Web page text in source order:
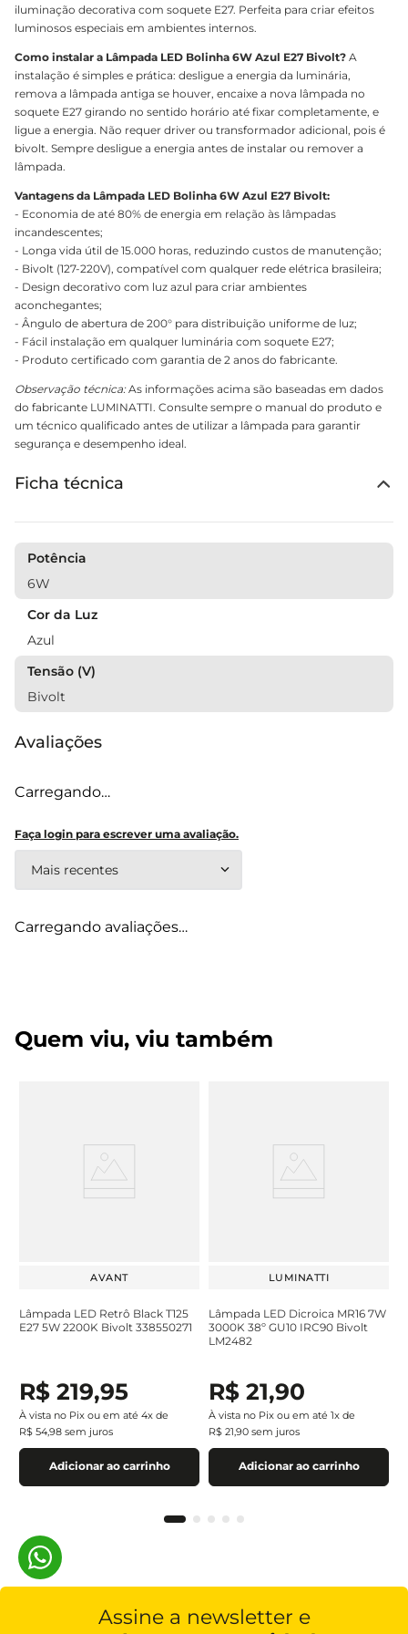
iluminação decorativa com soquete E27. Perfeita para criar efeitos
luminosos especiais em ambientes internos.
Como instalar a Lâmpada LED Bolinha 6W Azul E27 Bivolt? A
instalação é simples e prática: desligue a energia da luminária,
remova a lâmpada antiga se houver, encaixe a nova lâmpada no
soquete E27 girando no sentido horário até fixar completamente, e
ligue a energia. Não requer driver ou transformador adicional, pois é
bivolt. Sempre desligue a energia antes de instalar ou remover a
lâmpada.
Vantagens da Lâmpada LED Bolinha 6W Azul E27 Bivolt:
- Economia de até 80% de energia em relação às lâmpadas
incandescentes;
- Longa vida útil de 15.000 horas, reduzindo custos de manutenção;
- Bivolt (127-220V), compatível com qualquer rede elétrica brasileira;
- Design decorativo com luz azul para criar ambientes
aconchegantes;
- Ângulo de abertura de 200° para distribuição uniforme de luz;
- Fácil instalação em qualquer luminária com soquete E27;
- Produto certificado com garantia de 2 anos do fabricante.
Observação técnica:As informações acima são baseadas em dados
do fabricante LUMINATTI. Consulte sempre o manual do produto e
um técnico qualificado antes de utilizar a lâmpada para garantir
segurança e desempenho ideal.
Ficha técnica
Potência
6W
Cor da Luz
Azul
Tensão (V)
Bivolt
Avaliações
Carregando…
Faça login para escrever uma avaliação.
Mais recentes
Carregando avaliações…
Quem viu, viu também
AVANT
Lâmpada LED Retrô Black T125
E27 5W 2200K Bivolt 338550271
R$ 219,95
À vista no Pix ou em até 4x de
R$ 54,98 sem juros
Adicionar ao carrinho
LUMINATTI
Lâmpada LED Dicroica MR16 7W
3000K 38º GU10 IRC90 Bivolt
LM2482
R$ 21,90
À vista no Pix ou em até 1x de
R$ 21,90 sem juros
Adicionar ao carrinho
Assine a newsletter e